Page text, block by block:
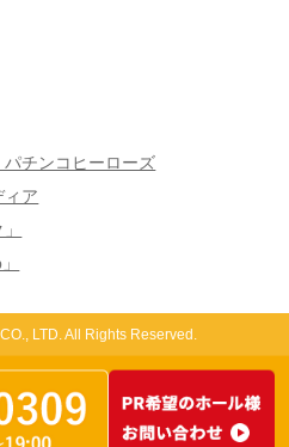
チンコヒーローズ
ィア
LTD. All Rights Reserved.